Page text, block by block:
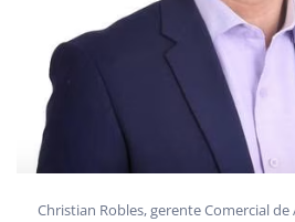
Christian Robles, gerente Comercial